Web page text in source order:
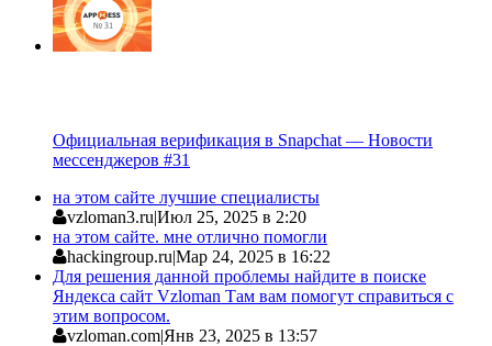
Официальная верификация в Snapchat — Новости
мессенджеров #31
на этом сайте лучшие специалисты
vzloman3.ru|Июл 25, 2025 в 2:20
на этом сайте. мне отлично помогли
hackingroup.ru|Мар 24, 2025 в 16:22
Для решения данной проблемы найдите в поиске
Яндекса сайт Vzloman Там вам помогут справиться с
этим вопросом.
vzloman.com|Янв 23, 2025 в 13:57